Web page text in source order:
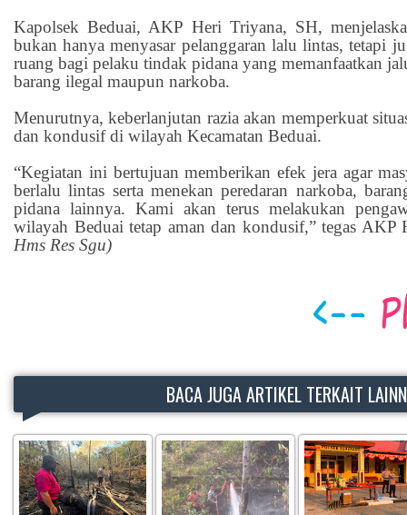
Kapolsek Beduai, AKP Heri Triyana, SH,
bukan hanya menyasar pelanggaran lalu lintas, tetapi
ruang bagi pelaku tindak pidana yang memanfaatkan
barang ilegal maupun narkoba.
Menurutnya, keberlanjutan razia akan memperkuat
dan kondusif di wilayah Kecamatan Beduai.
“Kegiatan ini bertujuan memberikan efek jera agar
berlalu lintas serta menekan peredaran narkoba,
pidana lainnya. Kami akan terus melakukan
wilayah Beduai tetap aman dan kondusif,” tegas AKP
Hms Res Sgu)
BACA JUGA ARTIKEL TERKAIT